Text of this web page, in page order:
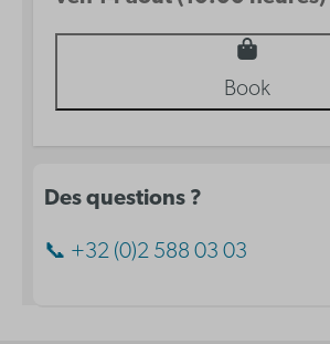
Book
Des questions ?
📞 +32 (0)2 588 03 03